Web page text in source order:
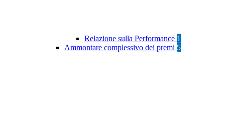
Relazione sulla Performance 1
Ammontare complessivo dei premi 5